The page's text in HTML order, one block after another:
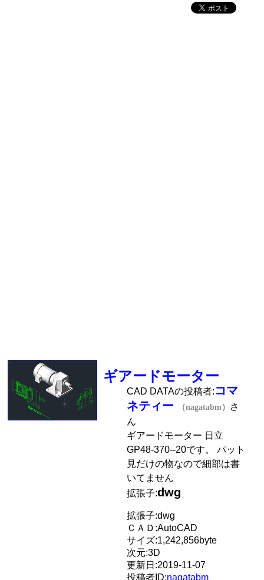
ギアードモーター
CAD DATAの投稿者: コマ
ネティー
（nagatabm）
さ
ん
ギアードモーター 日立
GP48-370--20です。 パット
見だけの物なので細部は書
いてません
拡張子:dwg
拡張子:dwg
ＣＡＤ:AutoCAD
サイズ:1,242,856byte
次元:3D
更新日:2019-11-07
投稿者ID:nagatabm